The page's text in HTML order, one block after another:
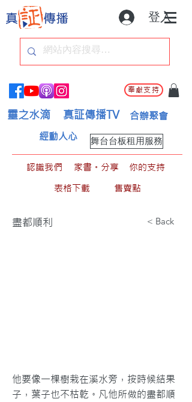
登入
奉獻支持
靈之水滴 真証傳播TV 合辦聚會
舞台台板租用服務
經動人心
認識我們 家書。分享
你的支持
表格下載
售賣點
盡都順利 < Back
他要像一棵樹栽在溪水旁，按時候結果
子，葉子也不枯乾。凡他所做的盡都順